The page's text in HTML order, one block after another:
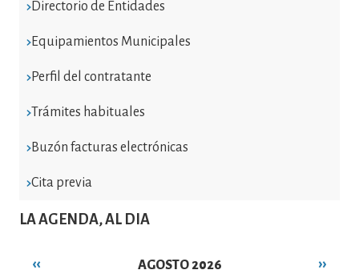
Directorio de Entidades
Equipamientos Municipales
Perfil del contratante
Trámites habituales
Buzón facturas electrónicas
Cita previa
LA AGENDA, AL DIA
AGOSTO 2026
‹‹ ››